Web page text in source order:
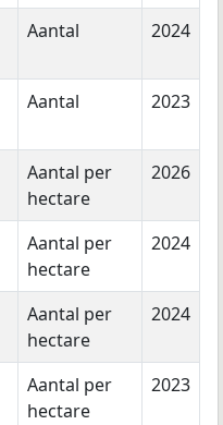
Aantal 2024
Aantal 2023
Aantal per
hectare
2026
Aantal per
hectare
2024
Aantal per
hectare
2024
Aantal per
hectare
2023